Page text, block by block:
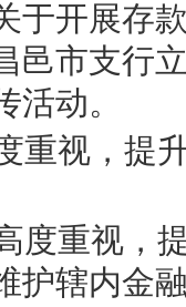
于开展存
邑市支行
动。
重视，提
度重视，
护辖内金